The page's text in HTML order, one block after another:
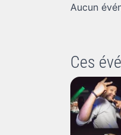
Aucun
Ces